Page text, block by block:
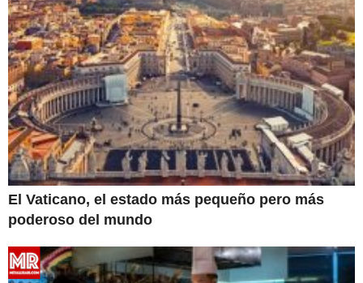
El Vaticano, el estado más pequeño pero más
poderoso del mundo